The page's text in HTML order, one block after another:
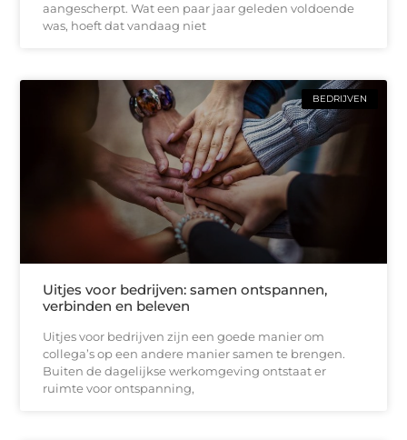
aangescherpt. Wat een paar jaar geleden voldoende
was, hoeft dat vandaag niet
BEDRIJVEN
Uitjes voor bedrijven: samen ontspannen,
verbinden en beleven
Uitjes voor bedrijven zijn een goede manier om
collega’s op een andere manier samen te brengen.
Buiten de dagelijkse werkomgeving ontstaat er
ruimte voor ontspanning,